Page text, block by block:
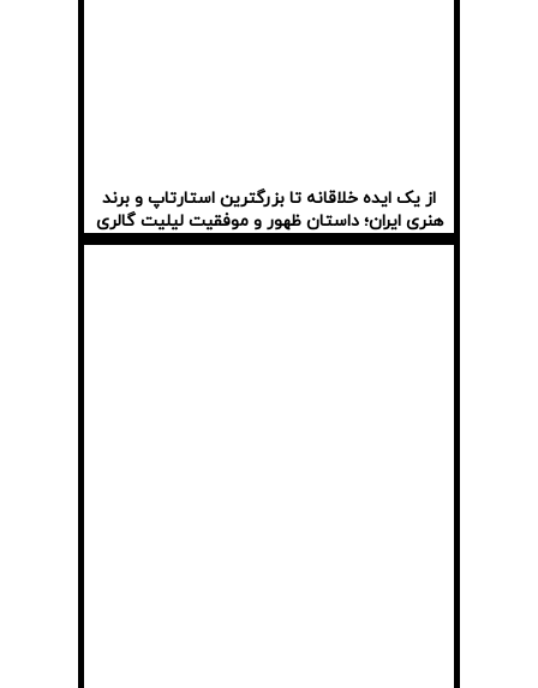
از یک ایده خلاقانه تا بزرگترین استارتاپ و برند
هنری ایران؛ داستان ظهور و موفقیت لیلیت گالری